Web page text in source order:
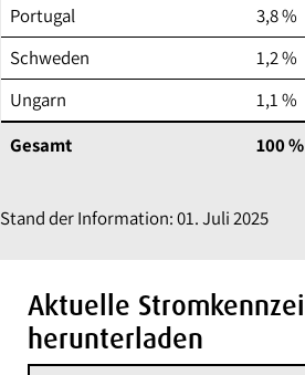
Portugal
3,8 %
Schweden
1,2 %
Ungarn
1,1 %
Gesamt
100 %
Stand der Information: 01. Juli 2025
Aktuelle
herunterladen